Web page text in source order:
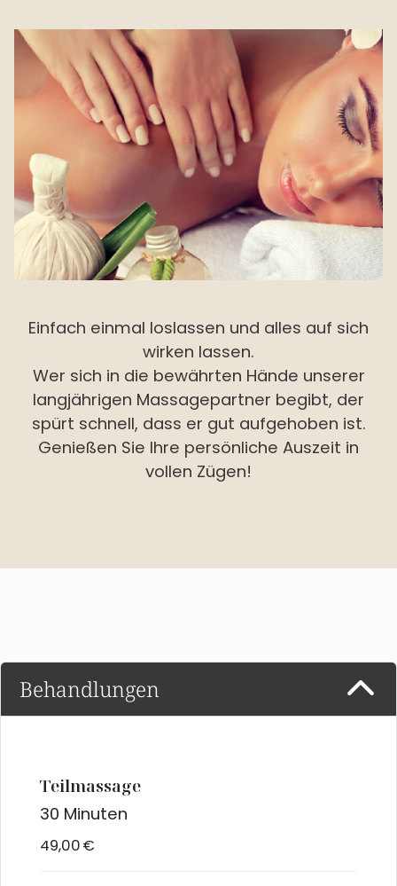
Einfach einmal loslassen und alles auf sich
wirken lassen.
Wer sich in die bewährten Hände unserer
langjährigen Massagepartner begibt, der
spürt schnell, dass er gut aufgehoben ist.
Genießen Sie Ihre persönliche Auszeit in
vollen Zügen!
Behandlungen
Teilmassage
30 Minuten
49,00 €